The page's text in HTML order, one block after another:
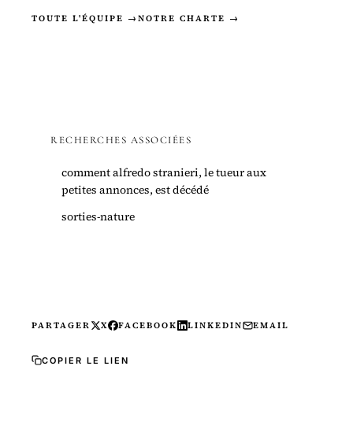
TOUTE L'ÉQUIPE → NOTRE CHARTE →
RECHERCHES ASSOCIÉES
comment alfredo stranieri, le tueur aux
petites annonces, est décédé
sorties-nature
PARTAGER X FACEBOOK LINKEDIN EMAIL
COPIER LE LIEN